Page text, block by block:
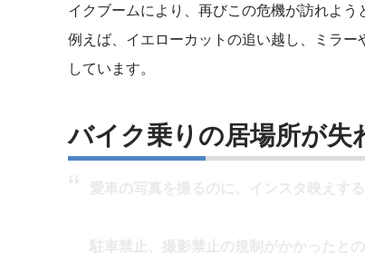
イクブームにより、再びこの危機が訪れよう
例えば、イエローカットの追い越し、ミラ
しています。
バイク乗りの居場所が失